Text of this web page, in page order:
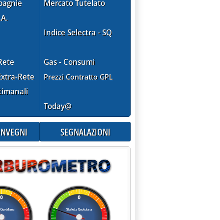
Rete
Mercato Tutelato
Indice Selectra - SQ
Gas - Consumi
Prezzi Contratto GPL
Today@
SEGNALAZIONI